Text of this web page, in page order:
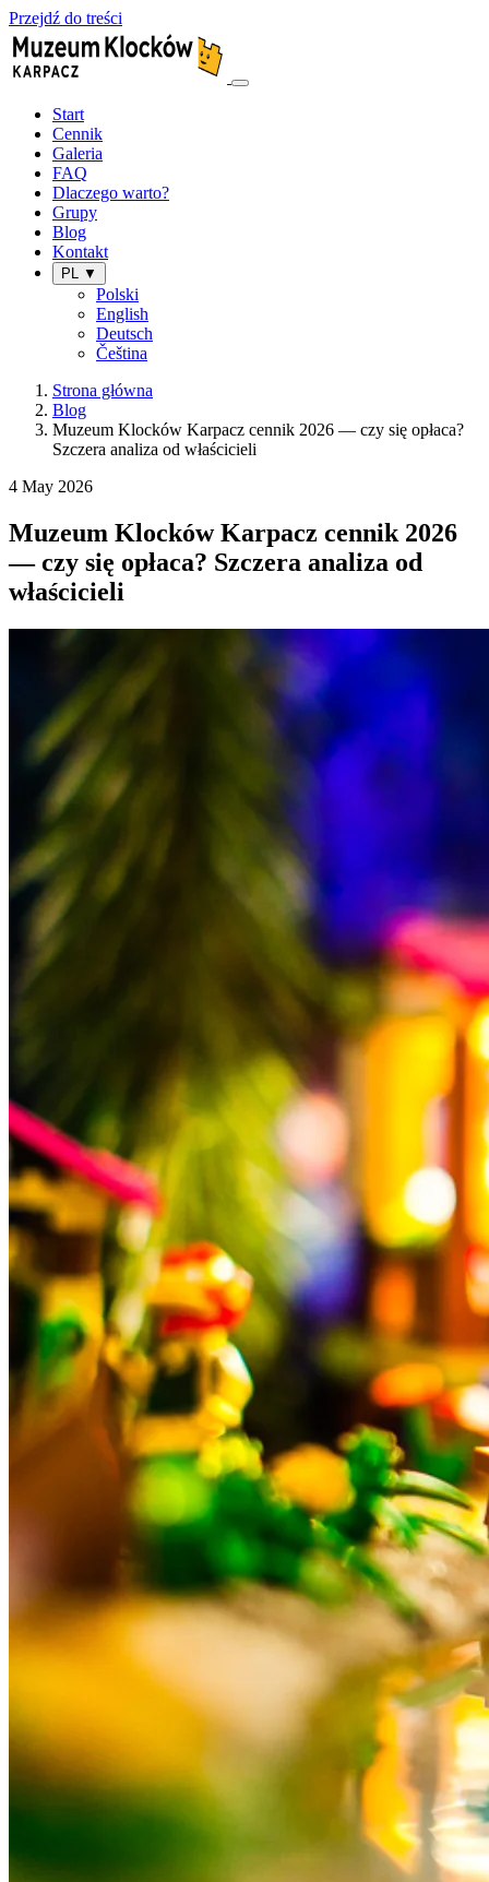
Przejdź do treści
Start
Cennik
Galeria
FAQ
Dlaczego warto?
Grupy
Blog
Kontakt
PL ▼
Polski
English
Deutsch
Čeština
Strona główna
Blog
Muzeum Klocków Karpacz cennik 2026 — czy się opłaca?
Szczera analiza od właścicieli
4 May 2026
Muzeum Klocków Karpacz cennik 2026
— czy się opłaca? Szczera analiza od
właścicieli